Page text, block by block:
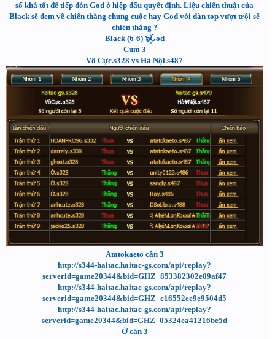
số khá tốt để tiếp đón God ở hiệp đấu quyết định. Liệu chiến thuật của
Black sẽ đem về chiến thắng chung cuộc hay God với dàn top vượt trội sẽ
chiến thắng ?
Black (6-6) ๖ۣۜGod
Cụm 3
Vô Cực.s328 vs Hà Nội.s487
Atatokaeto cân 3
http://s344-haitac.haitac-gs.com/api/replay?
serverid=game20344&bid=GHZ_853382302e09af47
http://s344-haitac.haitac-gs.com/api/replay?
serverid=game20344&bid=GHZ_c16552ee9e9504d5
http://s344-haitac.haitac-gs.com/api/replay?
serverid=game20344&bid=GHZ_05324ea41216be5d
Ờ cân 3